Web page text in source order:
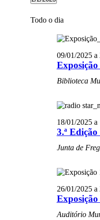
for
02/02/2025
a
data.
Todo o dia
09/01/2025a
Biblioteca
3.ª
18/01/2025a
Junta de
26/01/2025a
Auditório